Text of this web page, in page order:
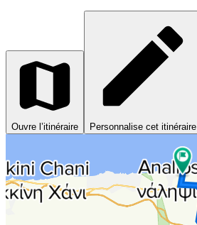
Ouvre l’itinéraire Personnalise cet itinéraire